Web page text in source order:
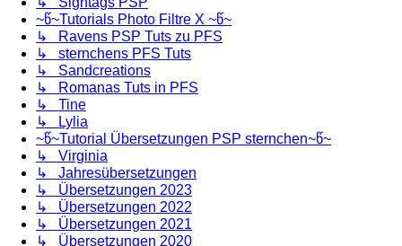
~წ~Tutorials Photo Filtre X ~წ~
↳ Ravens PSP Tuts zu PFS
↳ sternchens PFS Tuts
↳ Sandcreations
↳ Romanas Tuts in PFS
↳ Tine
↳ Lylia
~წ~Tutorial Übersetzungen PSP sternchen~წ~
↳ Virginia
↳ Jahresübersetzungen
↳ Übersetzungen 2023
↳ Übersetzungen 2022
↳ Übersetzungen 2021
↳ Übersetzungen 2020